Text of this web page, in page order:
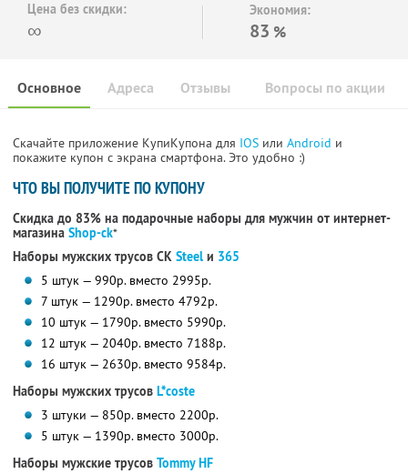
Цена без скидки:
∞
Экономия:
83 %
Основное Отзывы Вопросы по акции
Адреса
Скачайте приложение КупиКупона для IOS или Android и
покажите купон с экрана смартфона. Это удобно :)
ЧТО ВЫ ПОЛУЧИТЕ ПО КУПОНУ
Скидка до 83% на подарочные наборы для мужчин от интернет-
магазина Shop-ck*
Наборы мужских трусов CK Steel и 365
5 штук — 990р. вместо 2995р.
7 штук — 1290р. вместо 4792р.
10 штук — 1790р. вместо 5990р.
12 штук — 2040р. вместо 7188р.
16 штук — 2630р. вместо 9584р.
Наборы мужских трусов L*coste
3 штуки — 850р. вместо 2200р.
5 штук — 1390р. вместо 3000р.
Наборы мужские трусов Tommy HF